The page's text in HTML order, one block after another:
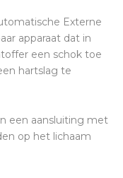
Externe
apparaat dat in
een schok toe
hartslag te
een aansluiting met
op het lichaam